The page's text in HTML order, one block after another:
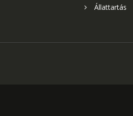
Állattartás